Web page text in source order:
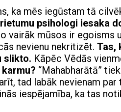
ka mēs iegūstam tā
psihologi iesaka
vairāk mūsos ir egoisms
nevienu nekritizēt. Tas,
slikto. Kāpēc Vēdās
“Mahabharātā”
tad labāk nevienam
iespējamība, ka tas